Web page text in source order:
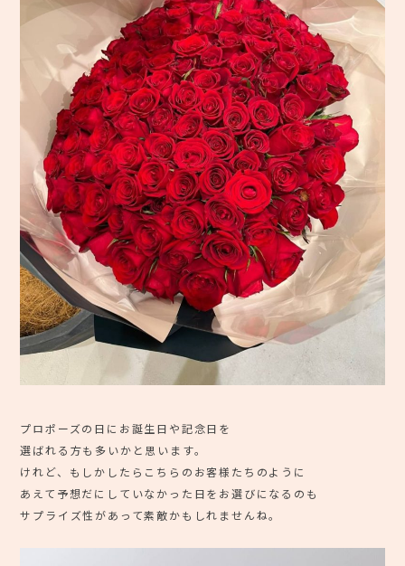
プロポーズの日にお誕生日や記念日を
選ばれる方も多いかと思います。
けれど、もしかしたらこちらのお客様たちのように
あえて予想だにしていなかった日をお選びになるのも
サプライズ性があって素敵かもしれませんね。